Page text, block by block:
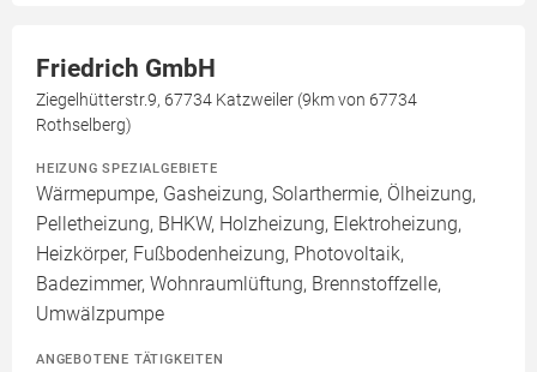
Friedrich GmbH
Ziegelhütterstr.9, 67734 Katzweiler (9km von 67734
Rothselberg)
HEIZUNG SPEZIALGEBIETE
Wärmepumpe, Gasheizung, Solarthermie, Ölheizung,
Pelletheizung, BHKW, Holzheizung, Elektroheizung,
Heizkörper, Fußbodenheizung, Photovoltaik,
Badezimmer, Wohnraumlüftung, Brennstoffzelle,
Umwälzpumpe
ANGEBOTENE TÄTIGKEITEN